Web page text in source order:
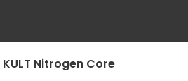
Nitrogen Core